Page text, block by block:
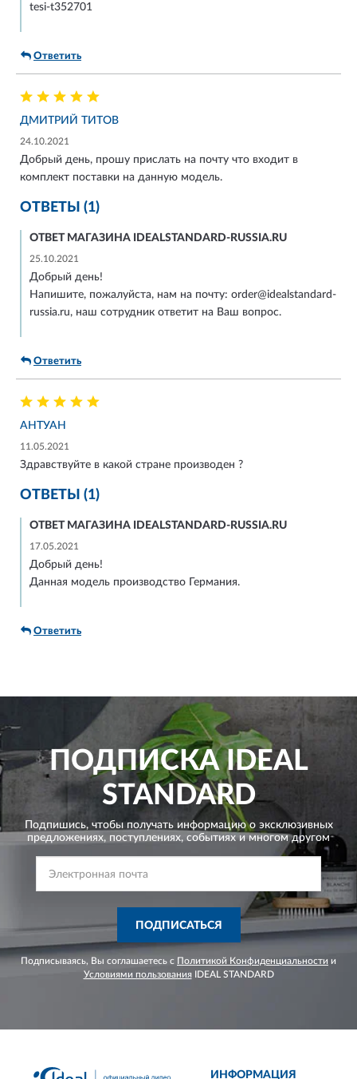
tesi-t352701
Ответить
ДМИТРИЙ ТИТОВ
24.10.2021
Добрый день, прошу прислать на почту что входит в
комплект поставки на данную модель.
ОТВЕТЫ (1)
ОТВЕТ МАГАЗИНА IDEALSTANDARD-RUSSIA.RU
25.10.2021
Добрый день!
Напишите, пожалуйста, нам на почту: order@idealstandard-
russia.ru, наш сотрудник ответит на Ваш вопрос.
Ответить
АНТУАН
11.05.2021
Здравствуйте в какой стране производен ?
ОТВЕТЫ (1)
ОТВЕТ МАГАЗИНА IDEALSTANDARD-RUSSIA.RU
17.05.2021
Добрый день!
Данная модель производство Германия.
Ответить
ПОДПИСКАIDEAL
STANDARD
Подпишись, чтобы получать информацию о эксклюзивных
предложениях, поступлениях, событиях и многом другом
ПОДПИСАТЬСЯ
Подписываясь, Вы соглашаетесь с Политикой Конфиденциальности и
Условиями пользования IDEAL STANDARD
ИНФОРМАЦИЯ